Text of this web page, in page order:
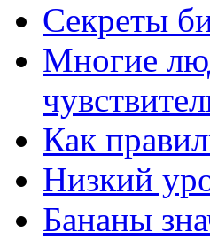
Секреты
Многие
Как
Низкий
Бананы